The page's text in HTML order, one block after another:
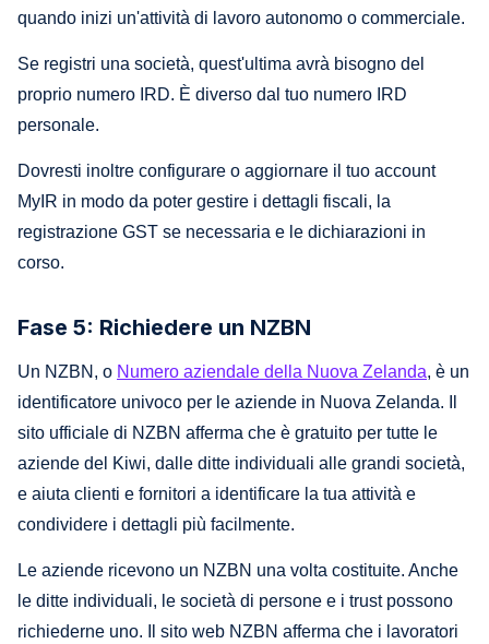
quando inizi un'attività di lavoro autonomo o commerciale.
Se registri una società, quest'ultima avrà bisogno del
proprio numero IRD. È diverso dal tuo numero IRD
personale.
Dovresti inoltre configurare o aggiornare il tuo account
MyIR in modo da poter gestire i dettagli fiscali, la
registrazione GST se necessaria e le dichiarazioni in
corso.
Fase 5: Richiedere un NZBN
Un NZBN, o Numero aziendale della Nuova Zelanda, è un
identificatore univoco per le aziende in Nuova Zelanda. Il
sito ufficiale di NZBN afferma che è gratuito per tutte le
aziende del Kiwi, dalle ditte individuali alle grandi società,
e aiuta clienti e fornitori a identificare la tua attività e
condividere i dettagli più facilmente.
Le aziende ricevono un NZBN una volta costituite. Anche
le ditte individuali, le società di persone e i trust possono
richiederne uno. Il sito web NZBN afferma che i lavoratori